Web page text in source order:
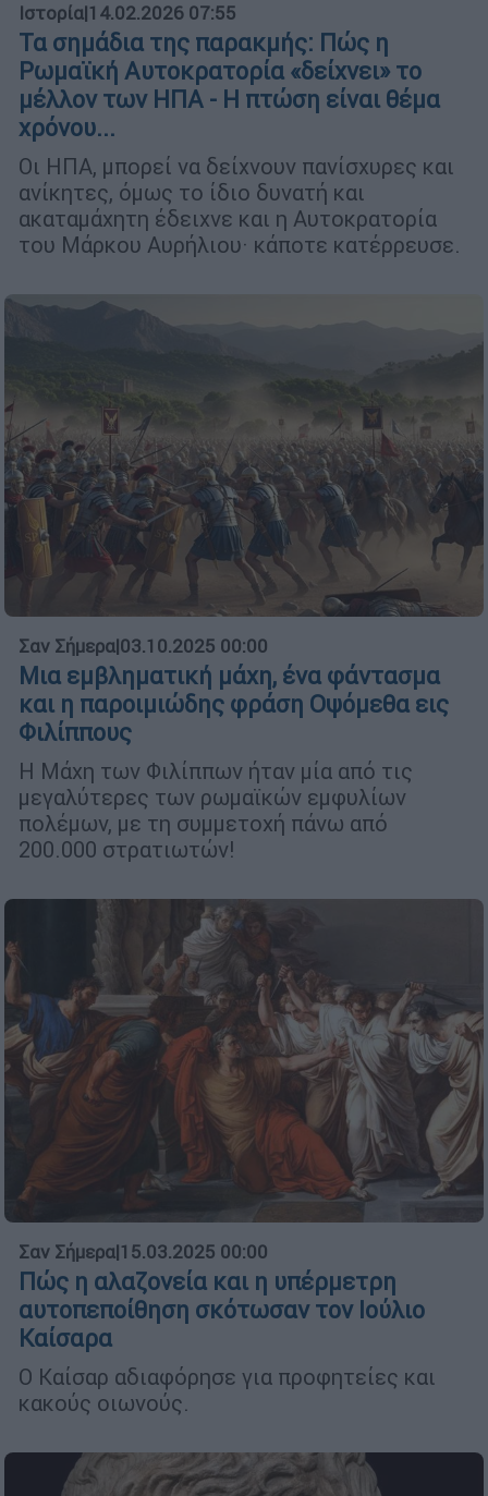
Ιστορία|14.02.2026 07:55
Τα σημάδια της παρακμής: Πώς η
Ρωμαϊκή Αυτοκρατορία «δείχνει» το
μέλλον των ΗΠΑ - Η πτώση είναι θέμα
χρόνου...
Οι ΗΠΑ, μπορεί να δείχνουν πανίσχυρες και
ανίκητες, όμως το ίδιο δυνατή και
ακαταμάχητη έδειχνε και η Αυτοκρατορία
του Μάρκου Αυρήλιου· κάποτε κατέρρευσε.
Σαν Σήμερα|03.10.2025 00:00
Μια εμβληματική μάχη, ένα φάντασμα
και η παροιμιώδης φράση Οψόμεθα εις
Φιλίππους
Η Μάχη των Φιλίππων ήταν μία από τις
μεγαλύτερες των ρωμαϊκών εμφυλίων
πολέμων, με τη συμμετοχή πάνω από
200.000 στρατιωτών!
Σαν Σήμερα|15.03.2025 00:00
Πώς η αλαζονεία και η υπέρμετρη
αυτοπεποίθηση σκότωσαν τον Ιούλιο
Καίσαρα
Ο Καίσαρ αδιαφόρησε για προφητείες και
κακούς οιωνούς.